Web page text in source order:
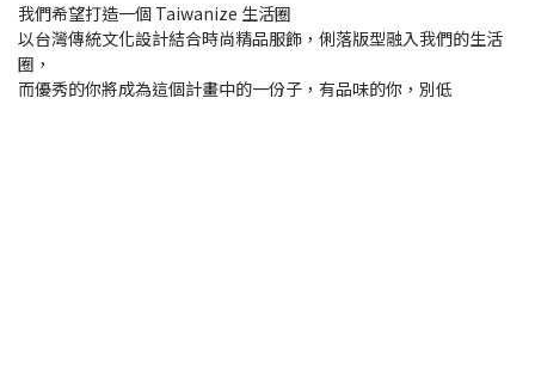
我們希望打造一個 Taiwanize 生活圈
以台灣傳統文化設計結合時尚精品服飾，俐落版型融入我們的生活
圈，
而優秀的你將成為這個計畫中的一份子，有品味的你，別低